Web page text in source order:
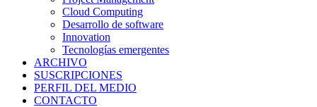
Cloud Computing
Desarrollo de software
Innovation
Tecnologías emergentes
ARCHIVO
SUSCRIPCIONES
PERFIL DEL MEDIO
CONTACTO